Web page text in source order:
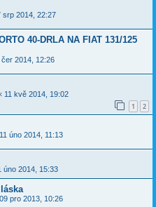
srp 2014, 22:27
40-DRLA NA FIAT 131/125
čer 2014, 12:26
11 kvě 2014, 19:02
1 2
11 úno 2014, 11:13
úno 2014, 15:33
09 pro 2013, 10:26